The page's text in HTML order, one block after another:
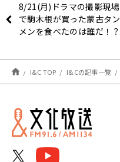
8/21(月)ドラマの撮影現場
で駒木根が買った蒙古タン
メンを食べたのは誰だ！？
ン！】
I&C TOP I&Cの記事一覧